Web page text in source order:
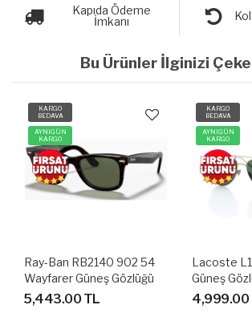
Kapıda Ödeme
İmkanı
Bu Ürünler İlginizi
KARGO
BEDAVA
AYNIGÜN
KARGO
Ray-Ban RB2140 902 54
Wayfarer Güneş Gözlüğü
5,443.00 TL
KARGO
BEDAVA
AYNIGÜN
KARGO
Lacoste
Güneş
4,999.00